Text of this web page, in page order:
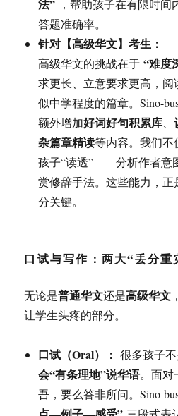
法” ，帮助孩子在有限时
答题准确率。
针对【高级华文】考生：
高级华文的挑战在于“难度
求更长、立意要求更高，
似中学程度的篇章。Sino-
额外增加好词好句积累库 、
杂篇章精读等内容。我们不
孩子“读透”——分析作者意
赏修辞手法。这些能力，
分关键。
口试与写作：两大“丢分重
无论是普通华文还是高级华文
让学生头疼的部分。
口试（Oral）： 很多孩子
会“有条理地”说华语。面对
吾，要么答非所问。Sino-